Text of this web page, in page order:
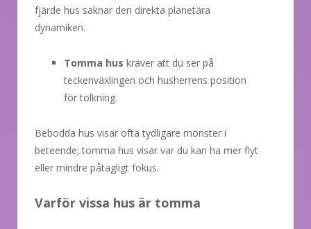
fjärde hus saknar den direkta planetära
dynamiken.
Tomma hus kräver att du ser på
teckenväxlingen och husherrens position
för tolkning.
Bebodda hus visar ofta tydligare mönster i
beteende; tomma hus visar var du kan ha mer flyt
eller mindre påtagligt fokus.
Varför vissa hus är tomma